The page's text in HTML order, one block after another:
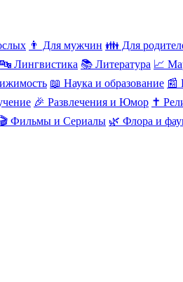
👨 Для мужчин 👪 Для
🔤 Лингвистика 📚 Литература 📈
📖 Наука и образование 📰
🎉 Развлечения и Юмор ✝️
🎬 Фильмы и Сериалы 🌿 Флора и